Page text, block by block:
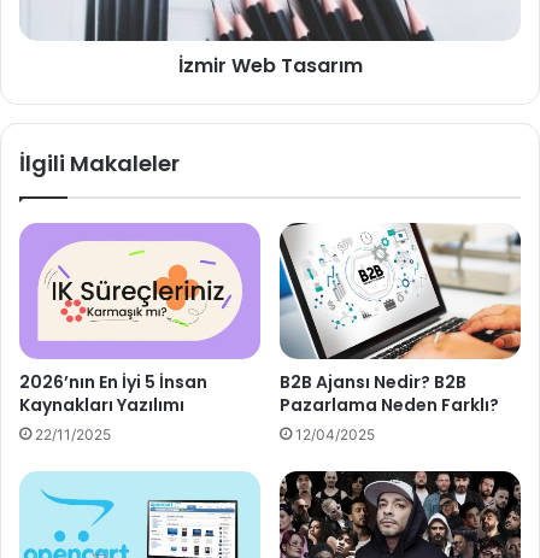
İzmir Web Tasarım
İlgili Makaleler
2026’nın En İyi 5 İnsan
Kaynakları Yazılımı
22/11/2025
B2B Ajansı Nedir? B2B
Pazarlama Neden Farklı?
12/04/2025